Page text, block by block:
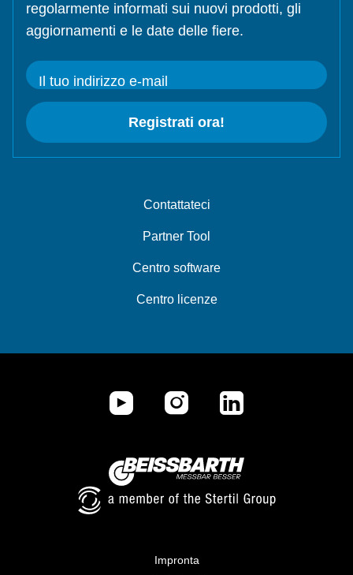
Contattateci
Partner Tool
Centro software
Centro licenze
regolarmente informati sui nuovi prodotti, gli
aggiornamenti e le date delle fiere.
Il tuo indirizzo e-mail
Registrati ora!
Impronta